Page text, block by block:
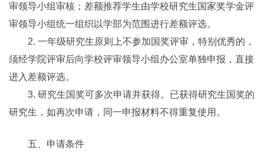
审领导小组审核；差额推荐学生由学校研究生国家奖学金评
审领导小组统一组织以学部为范围进行差额评选。
2. 一年级研究生原则上不参加国奖评审，特别优秀的，
须经学院评审后向学校评审领导小组办公室单独申报，直接
进入差额评选。
3. 研究生国奖可多次申请并获得。已获得研究生国奖的
研究生，如再次申请，同一申报材料不得重复使用。
五、申请条件